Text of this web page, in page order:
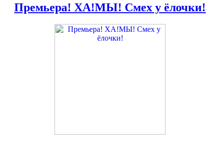
Премьера! ХА!МЫ! Смех у ёлочки!